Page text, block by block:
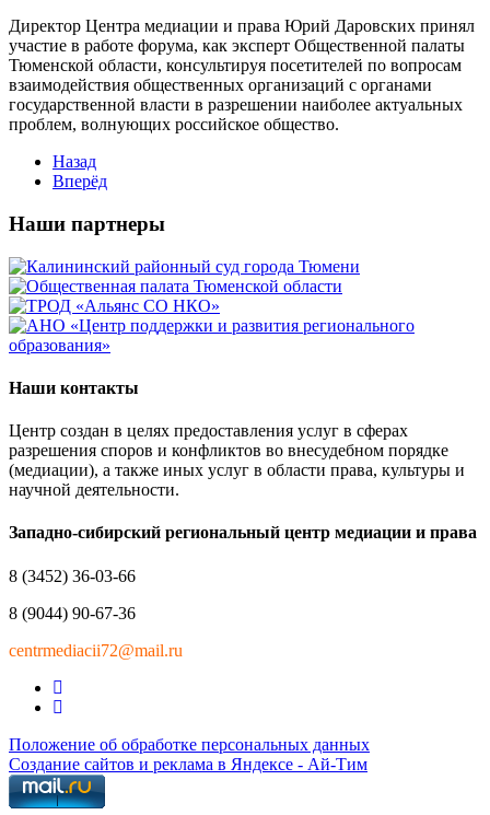
Директор Центра медиации и права Юрий Даровских принял
участие в работе форума, как эксперт Общественной палаты
Тюменской области, консультируя посетителей по вопросам
взаимодействия общественных организаций с органами
государственной власти в разрешении наиболее актуальных
проблем, волнующих российское общество.
Назад
Вперёд
Наши партнеры
Наши контакты
Центр создан в целях предоставления услуг в сферах
разрешения споров и конфликтов во внесудебном порядке
(медиации), а также иных услуг в области права, культуры и
научной деятельности.
Западно-сибирский региональный центр медиации и права
8 (3452) 36-03-66
8 (9044) 90-67-36
centrmediacii72@mail.ru
Положение об обработке персональных данных
Создание сайтов и реклама в Яндексе - Ай-Тим